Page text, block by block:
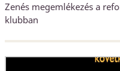
Zenés megemlékezés a
klubban